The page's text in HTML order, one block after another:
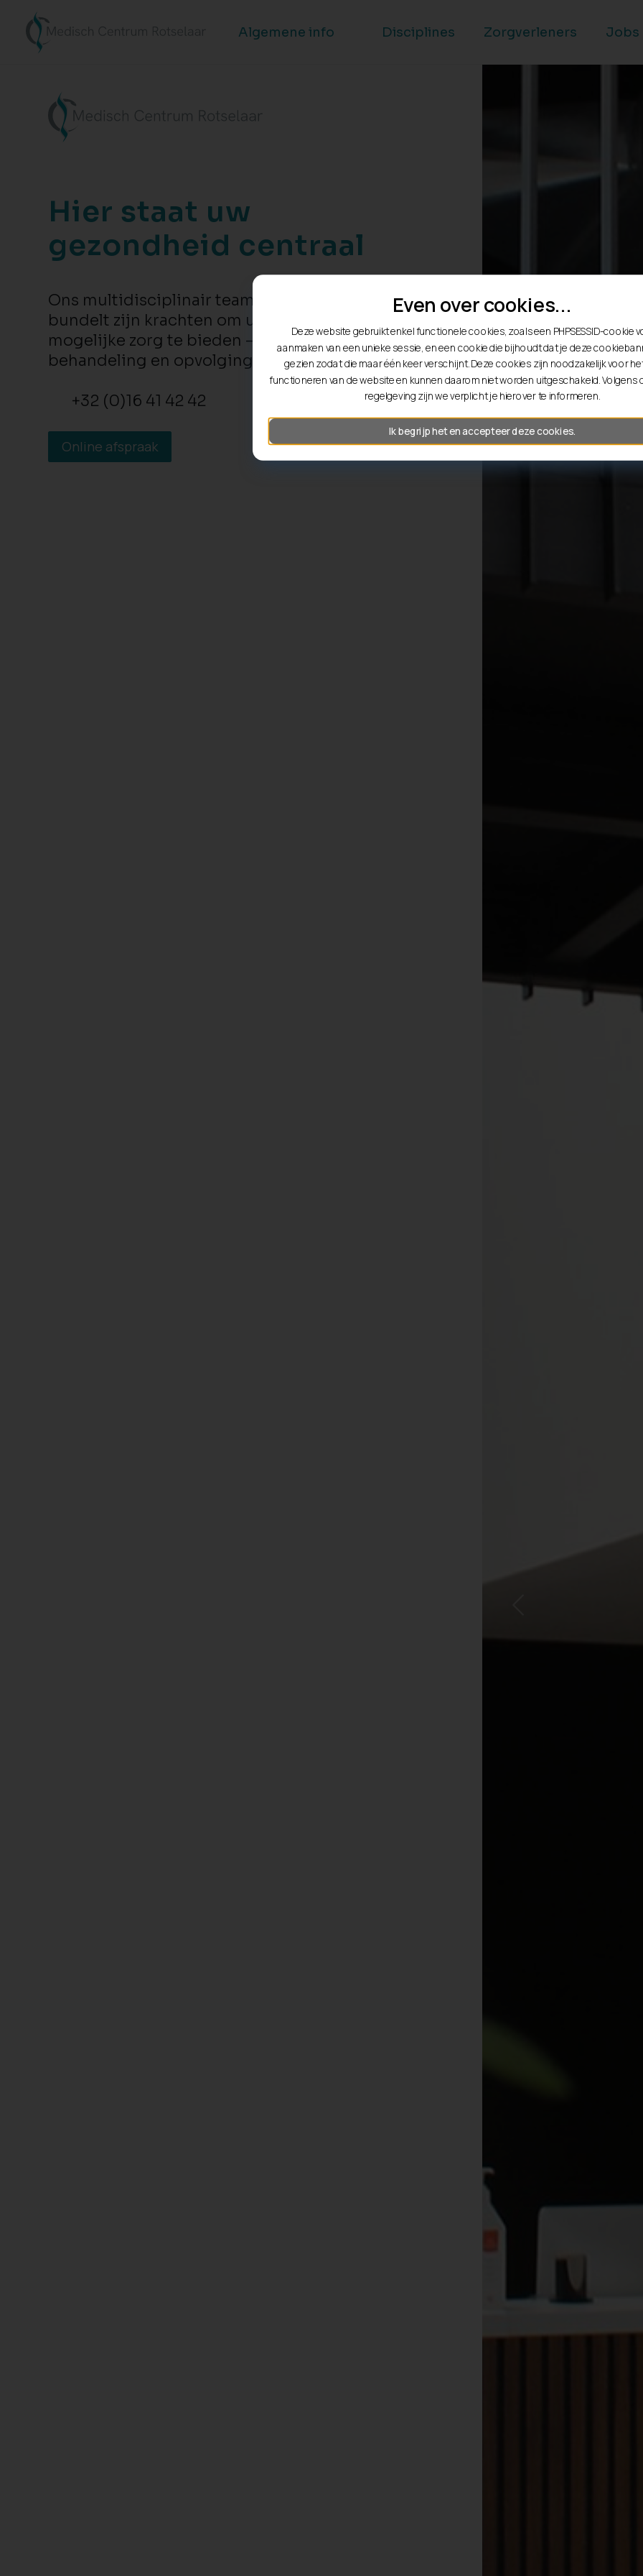
Algemene info Disciplines Zorgverleners Jobs
Hier staat uw
gezondheid centraal
Ons multidisciplinair team van zorgverleners
bundelt zijn krachten om u en uw gezin de best
mogelijke zorg te bieden – van preventie tot
behandeling en opvolging.
+32 (0)16 41 42 42
Online afspraak
Even over cookies...
Deze website gebruikt enkel functionele cookies, zoals een PHPSESSID-cookie
aanmaken van een unieke sessie, en een cookie die bijhoudt dat je deze
gezien zodat die maar één keer verschijnt. Deze cookies zijn noodzakelijk voor
functioneren van de website en kunnen daarom niet worden uitgeschakeld. Volgens
regelgeving zijn we verplicht je hierover te informeren.
Ik begrijp het en accepteer deze cookies.